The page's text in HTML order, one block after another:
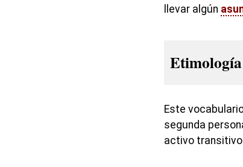
llevar algún
Etimología
Este
segunda
activo transitivo